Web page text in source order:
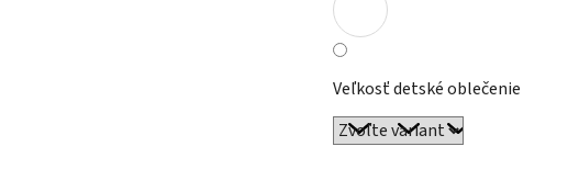
Veľkosť detské oblečenie